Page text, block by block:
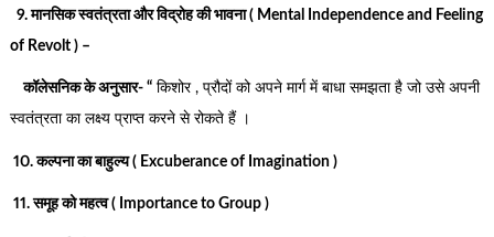
9. मानसिक स्वतंत्रता और विद्रोह की भावना ( Mental Independence and Feeling
of Revolt ) –
कॉलेसनिक के अनुसार- “किशोर , प्रौदों को अपने मार्ग में बाधा समझता है जो उसे अपनी
स्वतंत्रता का लक्ष्य प्राप्त करने से रोकते हैं ।
10. कल्पना का बाहुल्य ( Excuberance of Imagination )
11. समूह को महत्व ( Importance to Group )